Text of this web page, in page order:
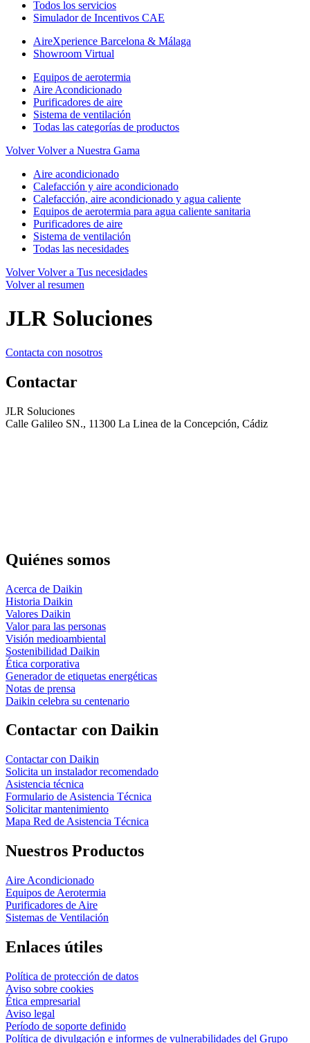
Todos los servicios
Simulador de Incentivos CAE
AireXperience Barcelona & Málaga
Showroom Virtual
Equipos de aerotermia
Aire Acondicionado
Purificadores de aire
Sistema de ventilación
Todas las categorías de productos
Volver Volver a Nuestra Gama
Aire acondicionado
Calefacción y aire acondicionado
Calefacción, aire acondicionado y agua caliente
Equipos de aerotermia para agua caliente sanitaria
Purificadores de aire
Sistema de ventilación
Todas las necesidades
Volver Volver a Tus necesidades
Volver al resumen
JLR Soluciones
Contacta con nosotros
Contactar
JLR Soluciones
Calle Galileo SN., 11300 La Linea de la Concepción, Cádiz
Quiénes somos
Acerca de Daikin
Historia Daikin
Valores Daikin
Valor para las personas
Visión medioambiental
Sostenibilidad Daikin
Ética corporativa
Generador de etiquetas energéticas
Notas de prensa
Daikin celebra su centenario
Contactar con Daikin
Contactar con Daikin
Solicita un instalador recomendado
Asistencia técnica
Formulario de Asistencia Técnica
Solicitar mantenimiento
Mapa Red de Asistencia Técnica
Nuestros Productos
Aire Acondicionado
Equipos de Aerotermia
Purificadores de Aire
Sistemas de Ventilación
Enlaces útiles
Política de protección de datos
Aviso sobre cookies
Ética empresarial
Aviso legal
Período de soporte definido
Política de divulgación e informes de vulnerabilidades del Grupo